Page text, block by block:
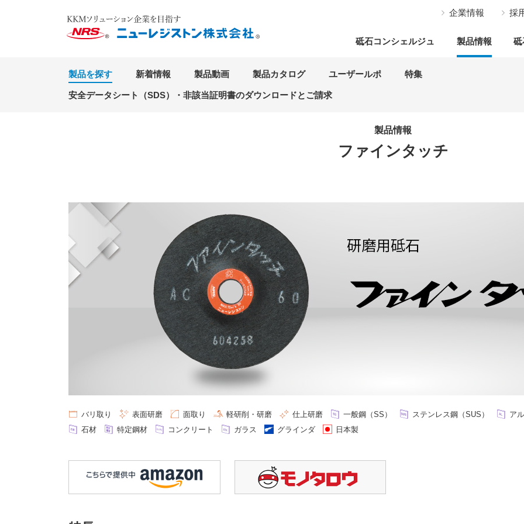
企業情報 採
砥石コンシェルジュ 製品情報
製品を探す 新着情報 製品動画 製品カタログ ユーザールポ 特集
安全データシート（SDS）・非該当証明書のダウンロードとご請求
製品情報
ファインタッチ
バリ取り 表⾯研磨 ⾯取り 軽研削・研磨 仕上研磨 一般鋼（SS） ステンレス鋼（SUS）
ア
石材
特定鋼材 コンクリート ガラス グラインダ 日本製